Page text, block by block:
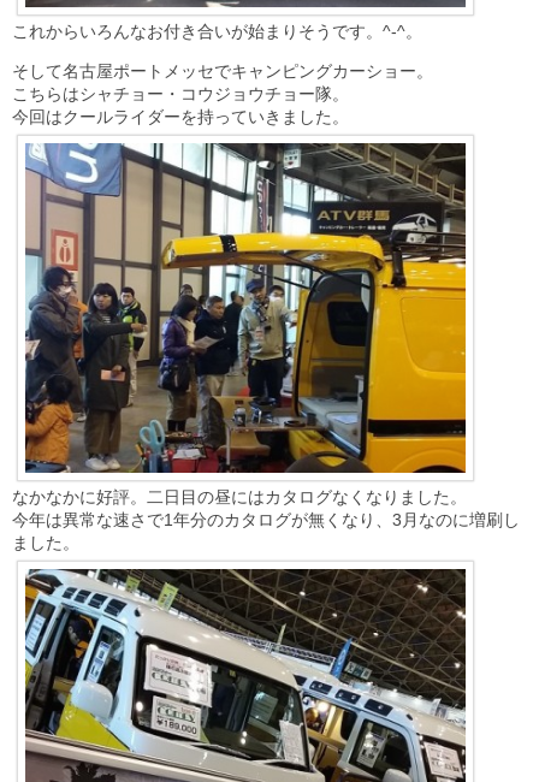
これからいろんなお付き合いが始まりそうです。^-^。
そして名古屋ポートメッセでキャンピングカーショー。
こちらはシャチョー・コウジョウチョー隊。
今回はクールライダーを持っていきました。
なかなかに好評。二日目の昼にはカタログなくなりました。
今年は異常な速さで1年分のカタログが無くなり、3月なのに増刷し
ました。